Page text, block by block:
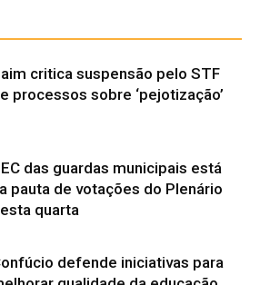
critica suspensão pelo STF
processos sobre ‘pejotização’
das guardas municipais está
pauta de votações do Plenário
quarta
defende iniciativas para